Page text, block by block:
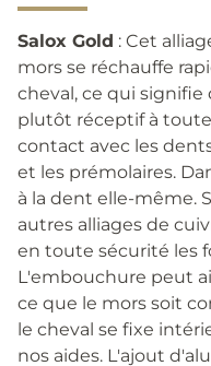
Salox Gold : Cet
mors se réchauffe
cheval, ce qui
plutôt réceptif à
contact avec les
et les prémolaires.
à la dent elle-même.
autres alliages de
en toute sécurité les
L'embouchure peut
ce que le mors soit
le cheval se fixe
nos aides. L'ajout